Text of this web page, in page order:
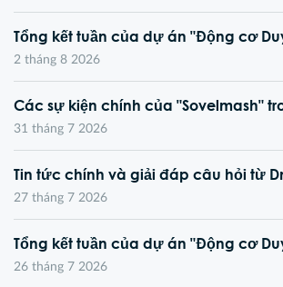
Tổng kết tuần của dự án "Động cơ
2 tháng 8 2026
Các sự kiện chính của "Sovelmash"
31 tháng 7 2026
Tin tức chính và giải đáp câu hỏi từ
27 tháng 7 2026
Tổng kết tuần của dự án "Động cơ
26 tháng 7 2026